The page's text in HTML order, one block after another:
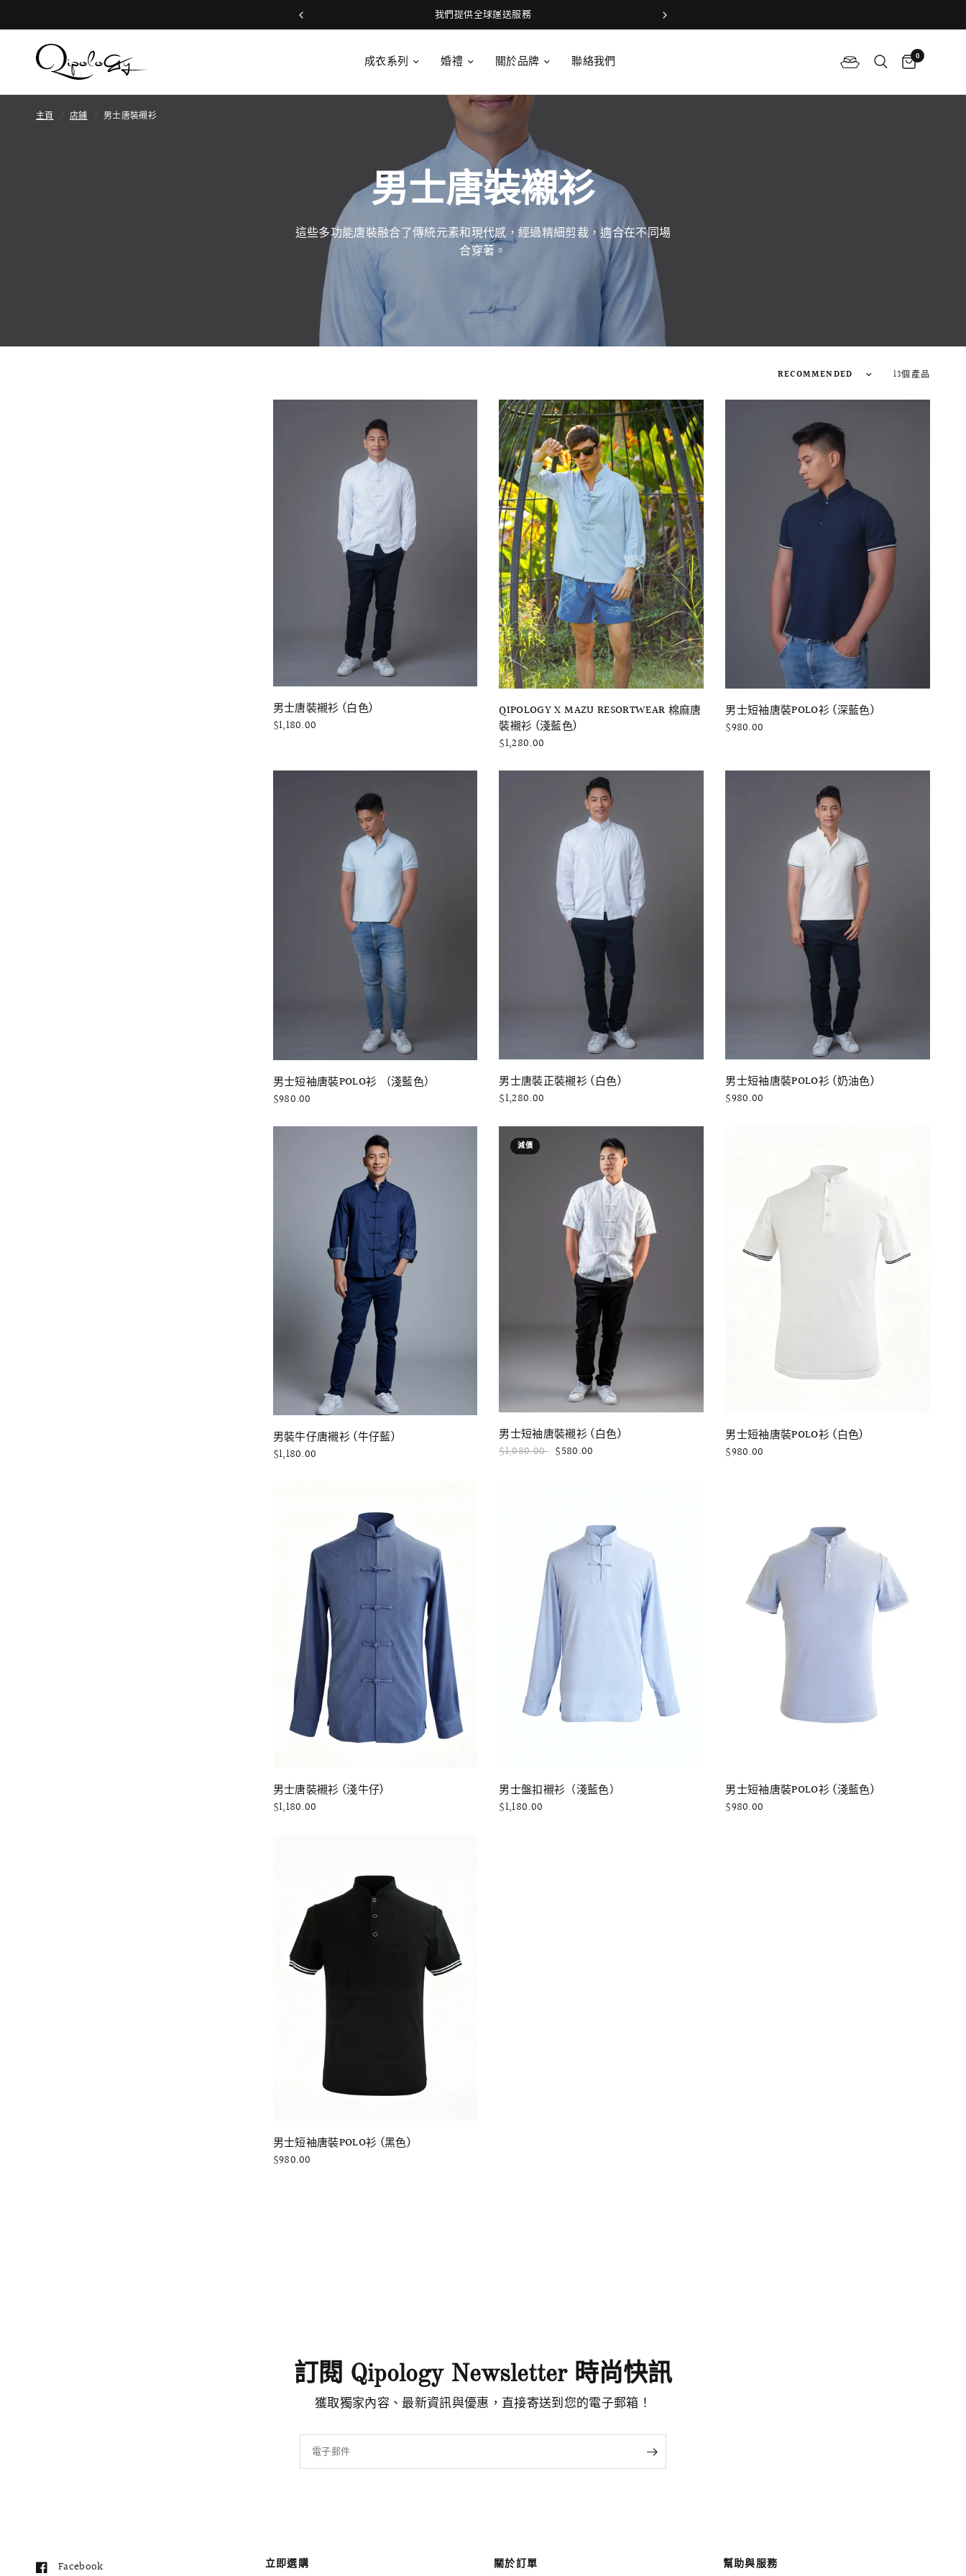
加入俱樂部，專享會員專屬禮遇🤍
成衣系列 婚禮 關於品牌 聯絡我們 0
主頁 / 店鋪 / 男士唐裝襯衫
男士唐裝襯衫
這些多功能唐裝融合了傳統元素和現代感，經過精細剪裁，適合在不同場
合穿著。
13個產品
快速瀏覽
男士唐裝襯衫 (白色)
$1,180.00
QIPOLOGY X MAZU RESORTWEAR 棉麻唐
裝襯衫 (淺藍色)
$1,280.00
快速瀏覽
男士短袖唐裝POLO衫 (深藍色)
$980.00
快速瀏覽
男士短袖唐裝POLO衫 （淺藍色）
$980.00
快速瀏覽
男士唐裝正裝襯衫 (白色)
$1,280.00
快速瀏覽
男士短袖唐裝POLO衫 (奶油色)
$980.00
快速瀏覽
男裝牛仔唐襯衫 (牛仔藍)
$1,180.00
減價
快速瀏覽
男士短袖唐裝襯衫 (白色)
$1,080.00 $580.00
快速瀏覽
男士短袖唐裝POLO衫 (白色)
$980.00
快速瀏覽
男士唐裝襯衫 (淺牛仔)
$1,180.00
快速瀏覽
男士盤扣襯衫（淺藍色）
$1,180.00
快速瀏覽
男士短袖唐裝POLO衫 (淺藍色)
$980.00
快速瀏覽
男士短袖唐裝POLO衫 (黑色)
$980.00
訂閱 Qipology Newsletter 時尚快訊
獲取獨家內容、最新資訊與優惠，直接寄送到您的電子郵箱！
電子郵件
Facebook 立即選購 關於訂單 幫助與服務